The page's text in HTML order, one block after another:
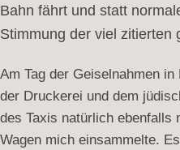
Bahn fährt und statt
Stimmung der viel zitierten
Am Tag der Geiselnahmen
der Druckerei und dem
des Taxis natürlich ebenfalls
Wagen mich einsammelte.